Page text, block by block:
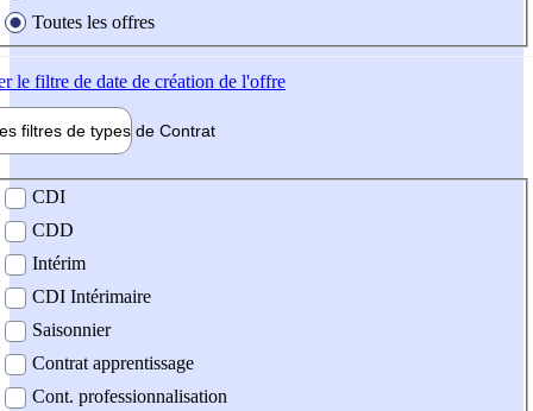
Toutes les offres
le filtre de date de création de l'offre
filtres de types de Contrat
contrat
CDI
CDD
Intérim
CDI Intérimaire
Saisonnier
Contrat apprentissage
Cont. professionnalisation